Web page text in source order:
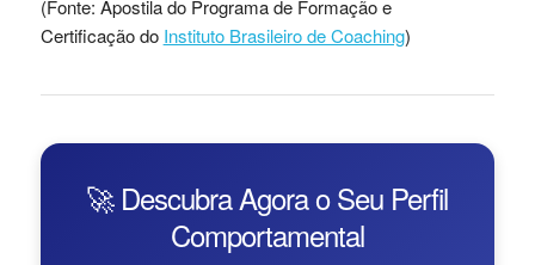
(Fonte: Apostila do Programa de Formação e
Certificação do Instituto Brasileiro de Coaching)
🚀 Descubra Agora o Seu Perfil
Comportamental